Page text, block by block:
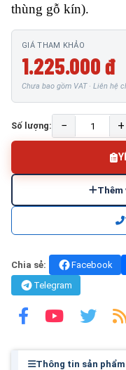
thùng gỗ kín).
GIÁ THAM KHẢO
1.225.000 đ
Chưa bao gồm VAT · Liên hệ
Số lượng: − +
Thêm
Chia sẻ: Facebook
Telegram
Thông tin sản phẩm